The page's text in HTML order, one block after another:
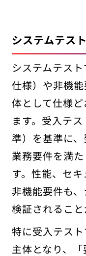
システムテス
システムテス
仕様）や非機
体として仕様
ます。受入テ
準）を基準に
業務要件を満
す。性能、セ
非機能要件も
検証されること
特に受入テス
主体となり、